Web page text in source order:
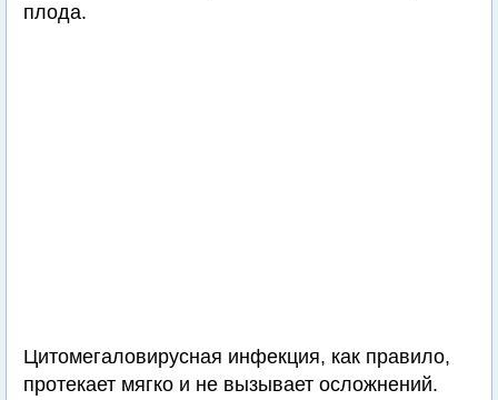
плода.
Цитомегаловирусная инфекция, как правило,
протекает мягко и не вызывает осложнений.